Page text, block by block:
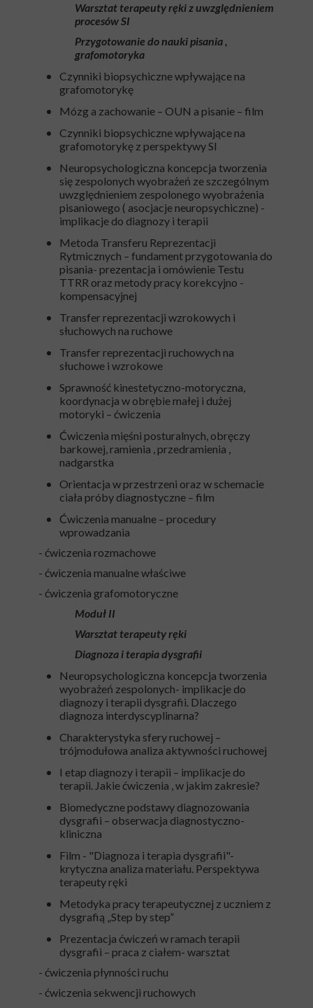
Warsztat terapeuty ręki z uwzględnieniem
procesów SI
Przygotowanie do nauki pisania ,
grafomotoryka
Czynniki biopsychiczne wpływające na
grafomotorykę
Mózg a zachowanie – OUN a pisanie – film
Czynniki biopsychiczne wpływające na
grafomotorykę z perspektywy SI
Neuropsychologiczna koncepcja tworzenia
się zespolonych wyobrażeń ze szczególnym
uwzględnieniem zespolonego wyobrażenia
pisaniowego ( asocjacje neuropsychiczne) -
implikacje do diagnozy i terapii
Metoda Transferu Reprezentacji
Rytmicznych – fundament przygotowania do
pisania- prezentacja i omówienie Testu
TTRR oraz metody pracy korekcyjno -
kompensacyjnej
Transfer reprezentacji wzrokowych i
słuchowych na ruchowe
Transfer reprezentacji ruchowych na
słuchowe i wzrokowe
Sprawność kinestetyczno-motoryczna,
koordynacja w obrębie małej i dużej
motoryki – ćwiczenia
Ćwiczenia mięśni posturalnych, obręczy
barkowej, ramienia , przedramienia ,
nadgarstka
Orientacja w przestrzeni oraz w schemacie
ciała próby diagnostyczne – film
Ćwiczenia manualne – procedury
wprowadzania
- ćwiczenia rozmachowe
- ćwiczenia manualne właściwe
- ćwiczenia grafomotoryczne
Moduł II
Warsztat terapeuty ręki
Diagnoza i terapia dysgrafii
Neuropsychologiczna koncepcja tworzenia
wyobrażeń zespolonych- implikacje do
diagnozy i terapii dysgrafii. Dlaczego
diagnoza interdyscyplinarna?
Charakterystyka sfery ruchowej –
trójmodułowa analiza aktywności ruchowej
I etap diagnozy i terapii – implikacje do
terapii. Jakie ćwiczenia , w jakim zakresie?
Biomedyczne podstawy diagnozowania
dysgrafii – obserwacja diagnostyczno-
kliniczna
Film - "Diagnoza i terapia dysgrafii"-
krytyczna analiza materiału. Perspektywa
terapeuty ręki
Metodyka pracy terapeutycznej z uczniem z
dysgrafią „Step by step”
Prezentacja ćwiczeń w ramach terapii
dysgrafii – praca z ciałem- warsztat
- ćwiczenia płynności ruchu
- ćwiczenia sekwencji ruchowych